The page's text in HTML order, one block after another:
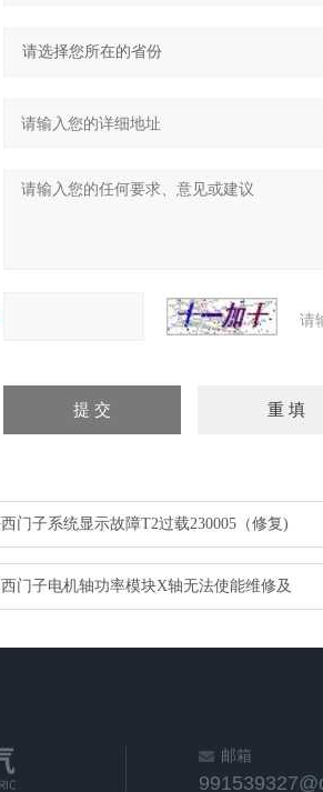
请
门子系统显示故障T2过载230005（修复)
门子电机轴功率模块X轴无法使能维修及
邮箱